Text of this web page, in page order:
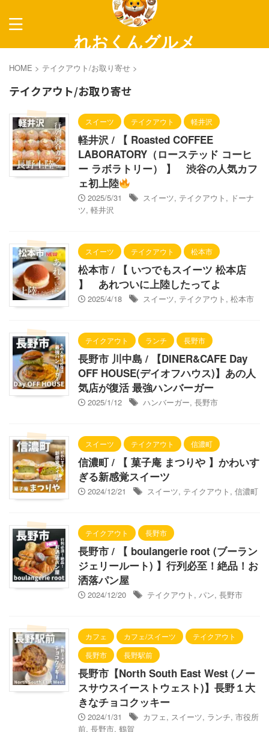
れおくんグルメ
HOME > テイクアウト/お取り寄せ >
テイクアウト/お取り寄せ
スイーツ テイクアウト 軽井沢
軽井沢 / 【 Roasted COFFEE
LABORATORY（ローステッド コーヒ
ー ラボラトリー） 】 渋谷の人気カフ
ェ初上陸
2025/5/31 スイーツ, テイクアウト , ドーナ
ツ, 軽井沢
スイーツ テイクアウト 松本市
松本市 / 【 いつでもスイーツ 松本店
】 あれついに上陸したってよ
2025/4/18 スイーツ, テイクアウト , 松本市
テイクアウト ランチ 長野市
長野市 川中島 / 【DINER&CAFE Day
OFF HOUSE(デイオフハウス)】あの人
気店が復活 最強ハンバーガー
2025/1/12 ハンバーガー, 長野市
スイーツ テイクアウト 信濃町
信濃町 / 【 菓子庵 まつりや 】かわいす
ぎる新感覚スイーツ
2024/12/21 スイーツ, テイクアウト , 信濃町
テイクアウト 長野市
長野市 / 【 boulangerie root (ブーラン
ジェリールート) 】行列必至！絶品！お
洒落パン屋
2024/12/20 テイクアウト , パン, 長野市
カフェ カフェ/スイーツ
テイクアウト
長野市
長野駅前
長野市【North South East West (ノー
スサウスイーストウェスト)】長野１大
きなチョコクッキー
2024/1/31 カフェ, スイーツ, ランチ, 市役所
前, 長野市, 鶴賀